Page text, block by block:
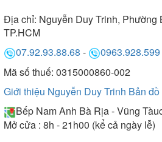
Địa chỉ: Nguyễn Duy Trinh, Phường
TP.HCM
07.92.93.88.68 -
0963.928.599
Mã số thuế: 0315000860-002
Giới thiệu Nguyễn Duy Trinh Bản đồ
Bếp Nam Anh Bà Rịa - Vũng Tàu
Mở cửa : 8h - 21h00 (kể cả ngày lễ)